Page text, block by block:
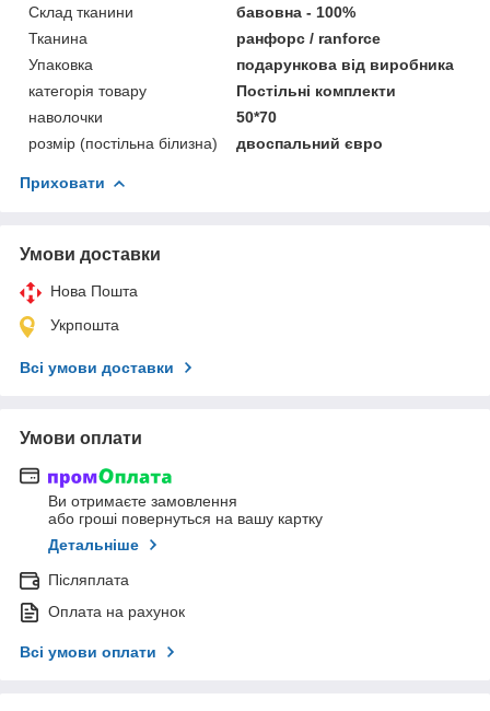
Склад тканини
бавовна - 100%
Тканина
ранфорс / ranforce
Упаковка
подарункова від виробника
категорія товару
Постільні комплекти
наволочки
50*70
розмір (постільна білизна)
двоспальний євро
Приховати
Умови доставки
Нова Пошта
Укрпошта
Всі умови доставки
Умови оплати
Ви отримаєте замовлення
або гроші повернуться на вашу картку
Детальніше
Післяплата
Оплата на рахунок
Всі умови оплати